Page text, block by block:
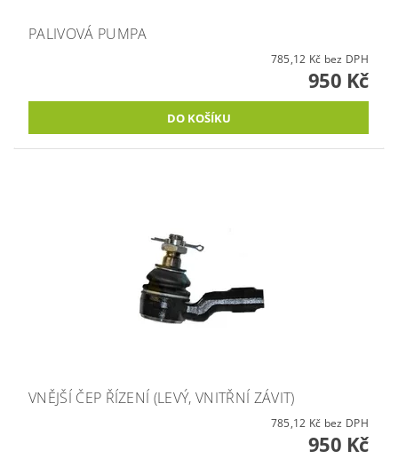
PALIVOVÁ PUMPA
785,12 Kč bez DPH
950 Kč
VNĚJŠÍ ČEP ŘÍZENÍ (LEVÝ, VNITŘNÍ ZÁVIT)
785,12 Kč bez DPH
950 Kč